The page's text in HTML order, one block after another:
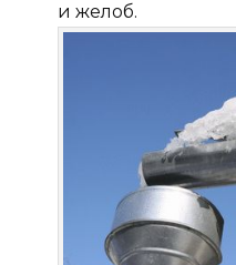
и желоб.